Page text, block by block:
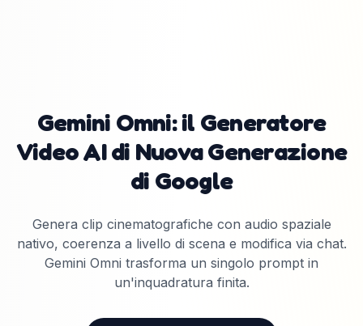
Gemini Omni: il Generatore
Video AI di Nuova Generazione
di Google
Genera clip cinematografiche con audio spaziale
nativo, coerenza a livello di scena e modifica via chat.
Gemini Omni trasforma un singolo prompt in
un'inquadratura finita.